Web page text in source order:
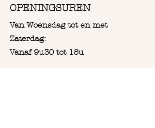
OPENINGSUREN
Van Woensdag tot en met
Zaterdag:
Vanaf 9u30 tot 18u